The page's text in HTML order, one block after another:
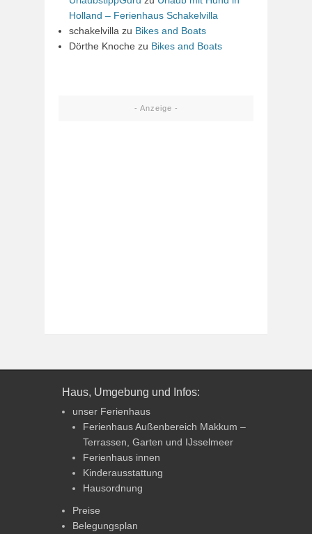
Holland – Ferienhaus Schakelvilla
schakelvilla zu Bikes and Boats
Dörthe Knoche zu Bikes and Boats
- Anzeige -
Haus, Umgebung und Infos:
unser Ferienhaus
Ferienhaus Außenbereich Makkum –
Terrassen, Garten und IJsselmeer
Ferienhaus innen
Kinderausstattung
Hausordnung
Preise
Belegungsplan